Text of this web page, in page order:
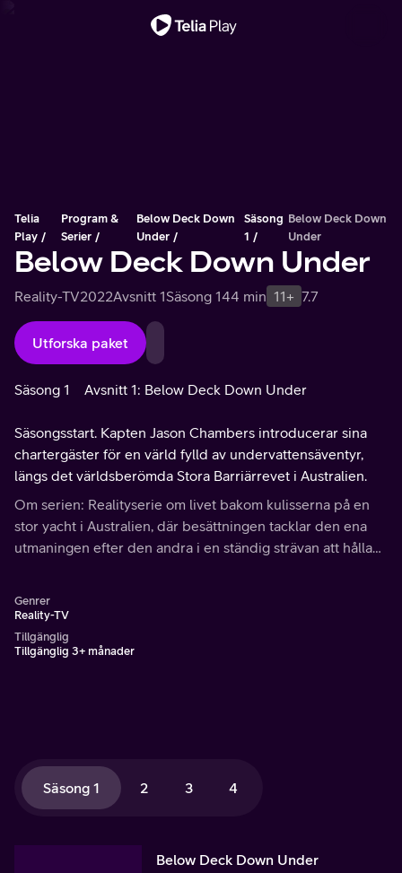
Telia
Play
Program &
Serier
Below Deck Down
Under
Säsong
1
Below Deck Down
Under
Below Deck Down Under
Reality-TV2022Avsnitt 1Säsong 144 min 11+ 7.7
Utforska paket
Säsong 1 Avsnitt 1: Below Deck Down Under
Säsongsstart. Kapten Jason Chambers introducerar sina
chartergäster för en värld fylld av undervattensäventyr,
längs det världsberömda Stora Barriärrevet i Australien.
Om serien: Realityserie om livet bakom kulisserna på en
stor yacht i Australien, där besättningen tacklar den ena
utmaningen efter den andra i en ständig strävan att hålla
Genrer
Reality-TV
Tillgänglig
Tillgänglig 3+ månader
Säsong 1 2 3 4
Below Deck Down Under